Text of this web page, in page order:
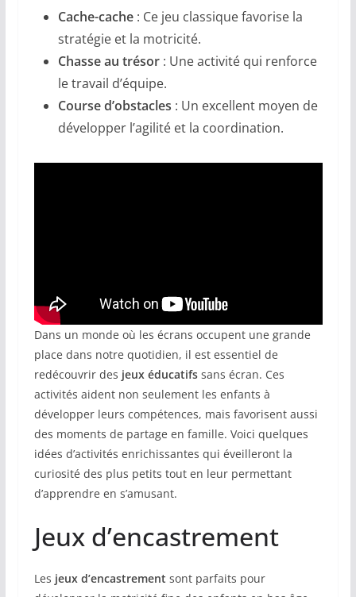
Cache-cache: Ce jeu classique favorise la
stratégie et la motricité.
Chasse au trésor: Une activité qui renforce
le travail d’équipe.
Course d’obstacles : Un excellent moyen de
développer l’agilité et la coordination.
Dans un monde où les écrans occupent une grande
place dans notre quotidien, il est essentiel de
redécouvrir des jeux éducatifssans écran. Ces
activités aident non seulement les enfants à
développer leurs compétences, mais favorisent aussi
des moments de partage en famille. Voici quelques
idées d’activités enrichissantes qui éveilleront la
curiosité des plus petits tout en leur permettant
d’apprendre en s’amusant.
Jeux d’encastrement
Les jeux d’encastrement sont parfaits pour